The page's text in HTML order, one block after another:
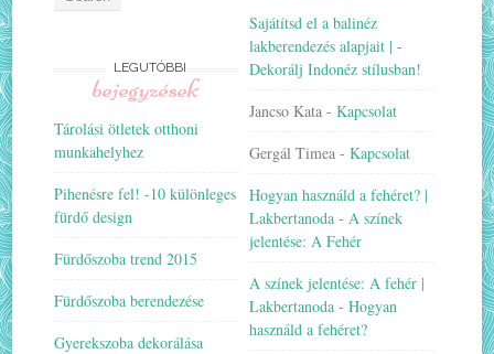
LEGUTÓBBI
bejegyzések
Tárolási ötletek otthoni
munkahelyhez
Pihenésre fel! -10 különleges
fürdő design
Fürdőszoba trend 2015
Fürdőszoba berendezése
Gyerekszoba dekorálása
Sajátítsd el a balinéz
lakberendezés alapjait | -
Dekorálj Indonéz stílusban!
Jancso Kata -Kapcsolat
Gergál Timea -Kapcsolat
Hogyan használd a fehéret? |
Lakbertanoda -A színek
jelentése: A Fehér
A színek jelentése: A fehér |
Lakbertanoda -Hogyan
használd a fehéret?